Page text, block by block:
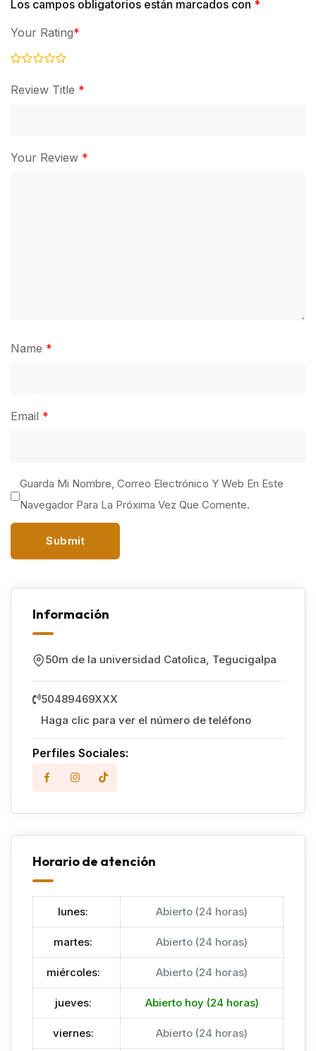
Los campos obligatorios están marcados con *
Review Title *
Your Rating*
Your Review *
Name *
Email *
Guarda Mi Nombre, Correo Electrónico Y Web En Este
Navegador Para La Próxima Vez Que Comente.
Información
50m de la universidad Catolica, Tegucigalpa
50489469XXX
Haga clic para ver el número de teléfono
Perfiles Sociales:
Horario de atención
lunes: Abierto (24 horas)
martes: Abierto (24 horas)
miércoles: Abierto (24 horas)
jueves: Abierto hoy (24 horas)
viernes: Abierto (24 horas)